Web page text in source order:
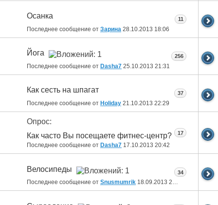
Осанка
Последнее сообщение от Зарина 28.10.2013 18:06
11
Йога
Последнее сообщение от Dasha7 25.10.2013 21:31
256
Как сесть на шпагат
Последнее сообщение от Holiday 21.10.2013 22:29
37
Опрос:
Как часто Вы посещаете фитнес-центр?
Последнее сообщение от Dasha7 17.10.2013 20:42
17
Велосипеды
Последнее сообщение от Snusmumrik 18.09.2013 20:54
34